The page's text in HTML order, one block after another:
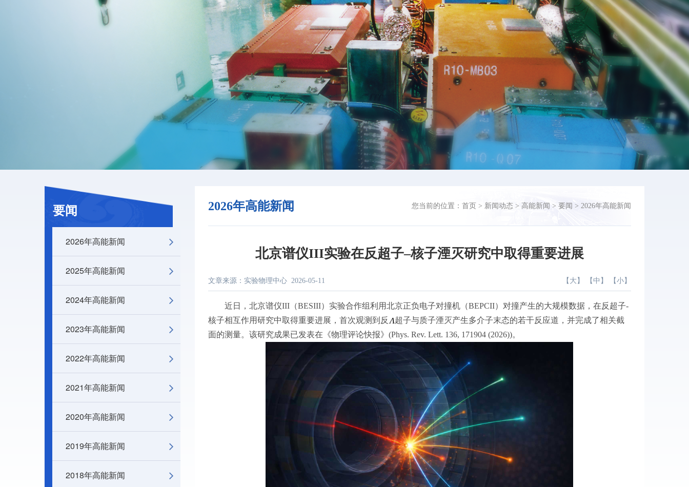
要闻
2026年高能新闻
2025年高能新闻
2024年高能新闻
2023年高能新闻
2022年高能新闻
2021年高能新闻
2020年高能新闻
2019年高能新闻
2018年高能新闻
2026年高能新闻 您当前的位置： 首页 > 新闻动态 > 高能新闻 > 要闻 > 2026年高能新闻
北京谱仪III实验在反超子–核子湮灭研究中取得重要进展
文章来源：实验物理中心 2026-05-11 【 大 】 【中 】 【小】
近日，北京谱仪III（BESIII）实验合作组利用北京正负电子对撞机（BEPCII）对撞产生的大规模数据，在反超子-
核子相互作用研究中取得重要进展，首次观测到反
超子与质子湮灭产生多介子末态的若干反应道，并完成了相关截
面的测量。该研究成果已发表在《物理评论快报》(Phys. Rev. Lett. 136, 171904 (2026))。